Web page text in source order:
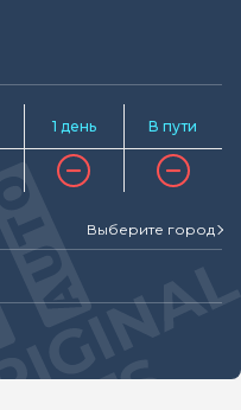
1 день В пути
Выберите город